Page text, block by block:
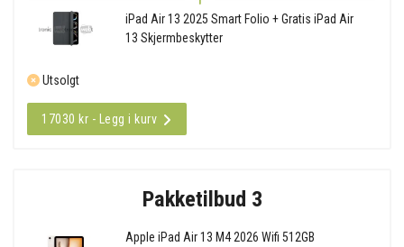
iPad Air 13 2025 Smart Folio + Gratis iPad Air
13 Skjermbeskytter
Utsolgt
17030 kr - Legg i kurv
Pakketilbud 3
Apple iPad Air 13 M4 2026 Wifi 512GB